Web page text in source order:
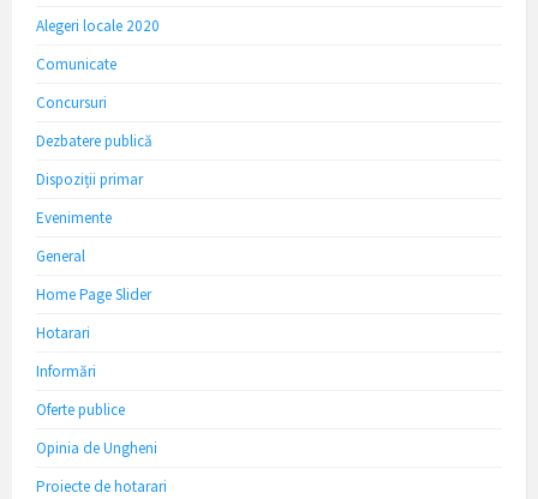
Alegeri locale 2020
Comunicate
Concursuri
Dezbatere publică
Dispoziții primar
Evenimente
General
Home Page Slider
Hotarari
Informări
Oferte publice
Opinia de Ungheni
Proiecte de hotarari